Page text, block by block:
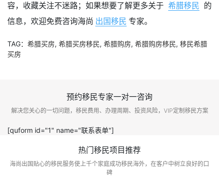
容，收藏关注不迷路；如果想要了解更多关于 希腊移民 的
信息，欢迎免费咨询海尚 出国移民 专家。
TAG： 希腊买房, 希腊买房移民, 希腊购房, 希腊购房移民, 移民希腊
买房
预约移民专家一对一咨询
解决您关心的一切问题，移民费用、办理周期、投资风险，VIP定制移民方案
[quform id="1" name="联系表单"]
热门移民项目推荐
海尚出国贴心的移民服务使上千个家庭成功移民海外，在客户中树立良好的口
碑